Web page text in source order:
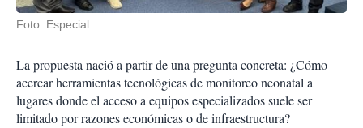
Foto: Especial
La propuesta nació a partir de una pregunta concreta: ¿Cómo
acercar herramientas tecnológicas de monitoreo neonatal a
lugares donde el acceso a equipos especializados suele ser
limitado por razones económicas o de infraestructura?